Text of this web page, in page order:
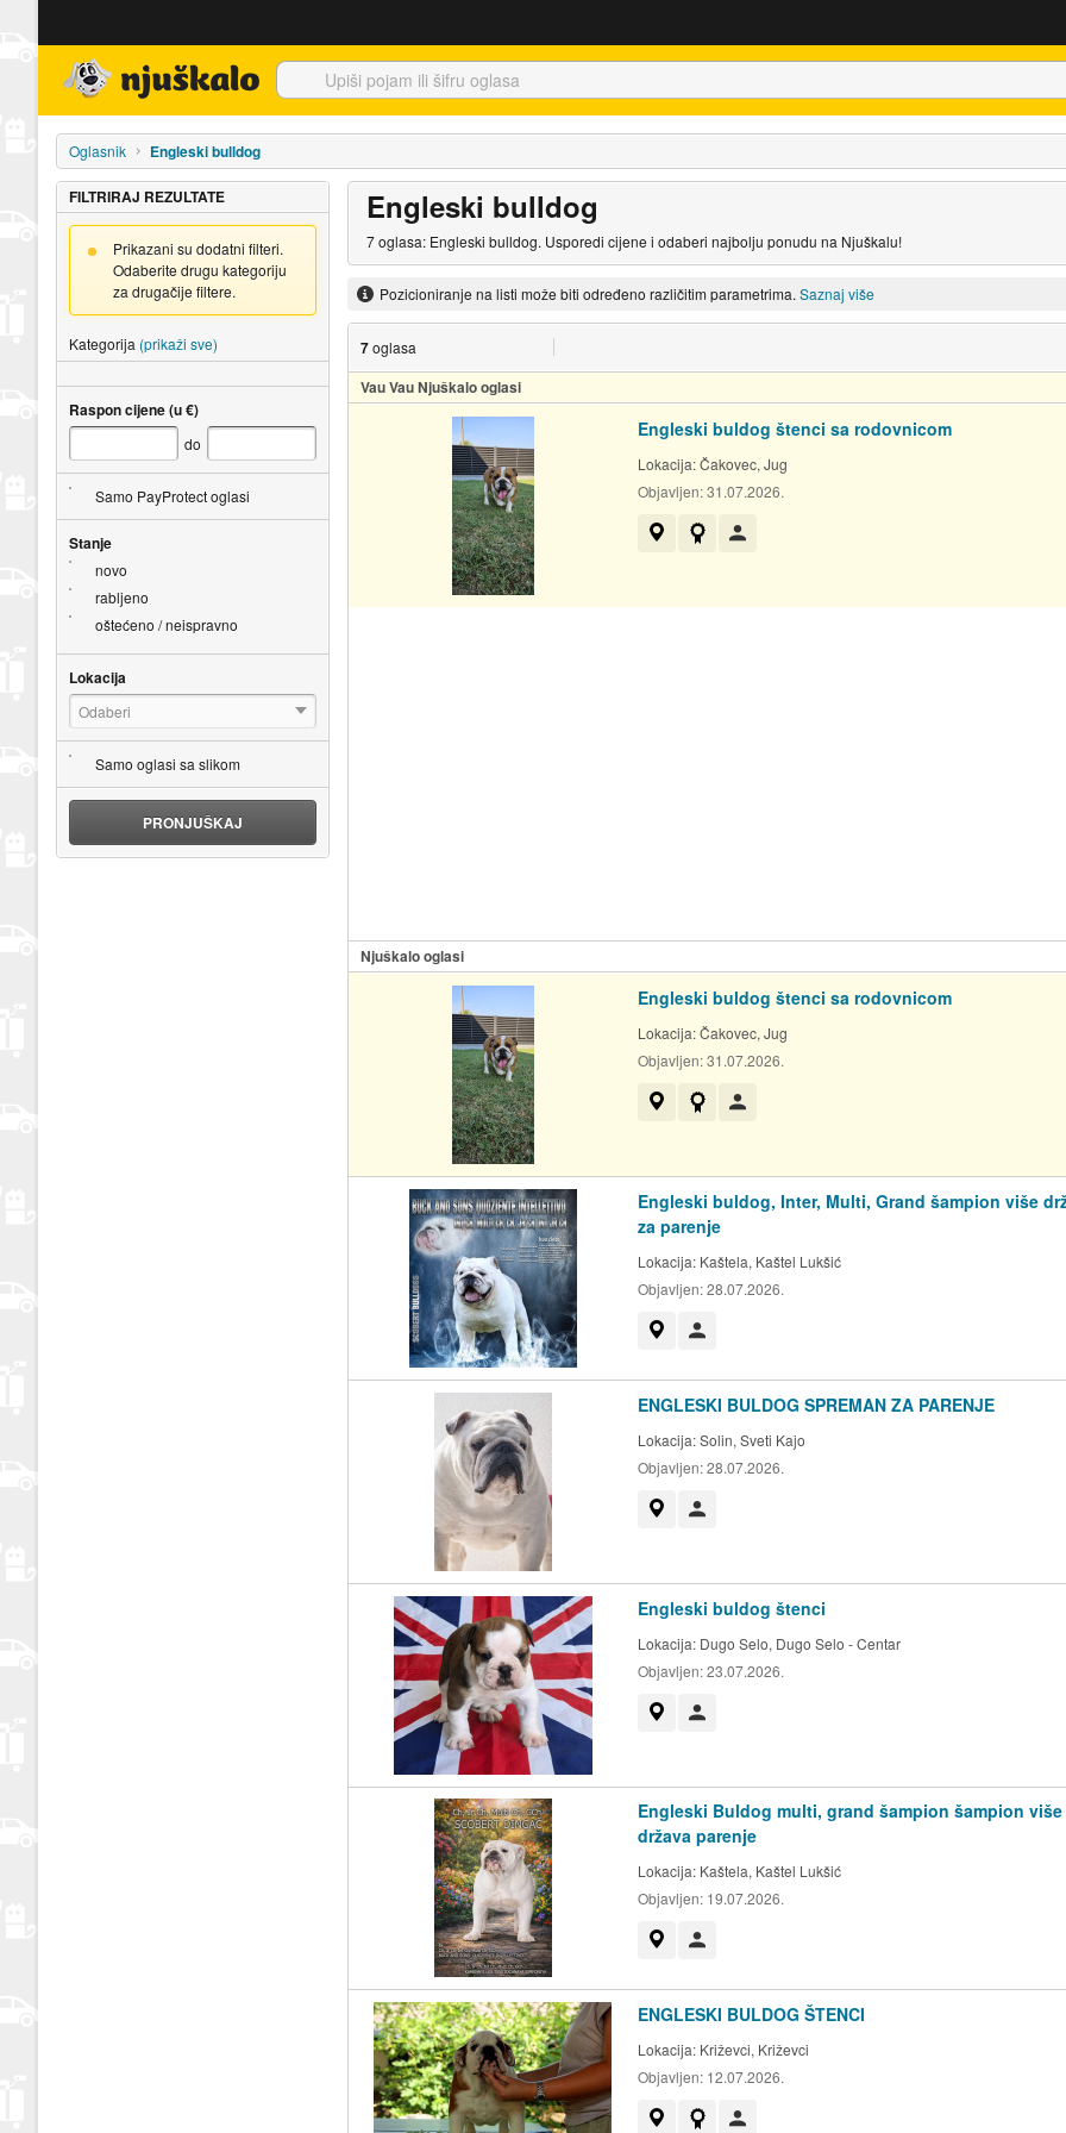
Oglasnik Engleski bulldog
Engleski bulldog
7 oglasa: Engleski bulldog. Usporedi cijene i odaberi najbolju ponudu na Njuškalu!
Pozicioniranje na listi može biti određeno različitim parametrima. Saznaj više
7oglasa
Vau Vau Njuškalo oglasi
Engleski buldog štenci sa rodovnicom
Lokacija:Čakovec, Jug
Objavljen:31.07.2026.
Njuškalo oglasi
Engleski buldog štenci sa rodovnicom
Lokacija:Čakovec, Jug
Objavljen:31.07.2026.
Engleski buldog, Inter, Multi, Grand šampion više
za parenje
Lokacija: Kaštela, Kaštel Lukšić
Objavljen:28.07.2026.
ENGLESKI BULDOG SPREMAN ZA PARENJE
Lokacija:Solin, Sveti Kajo
Objavljen:28.07.2026.
Engleski buldog štenci
Lokacija: Dugo Selo, Dugo Selo - Centar
Objavljen:23.07.2026.
Engleski Buldog multi, grand šampion šampion više
država parenje
Lokacija: Kaštela, Kaštel Lukšić
Objavljen: 19.07.2026.
ENGLESKI BULDOG ŠTENCI
Lokacija: Križevci, Križevci
Objavljen: 12.07.2026.
FILTRIRAJ REZULTATE
Prikazani su dodatni filteri.
Odaberite drugu kategoriju
za drugačije filtere.
Kategorija (prikaži sve)
Raspon cijene (u €)
do
Samo PayProtect oglasi
Stanje
novo
rabljeno
oštećeno / neispravno
Lokacija
Odaberi
Samo oglasi sa slikom
PRONJUŠKAJ